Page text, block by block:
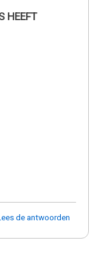
HEEFT
de antwoorden